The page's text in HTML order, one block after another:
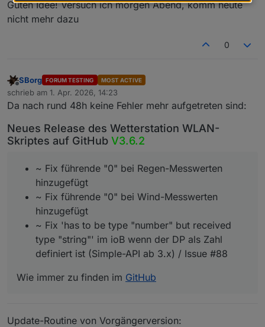
Guten Idee! Versuch ich morgen Abend, komm heute
nicht mehr dazu
0
Offline
SBorg FORUM TESTING MOST ACTIVE
schrieb am 1. Apr. 2026, 14:23
zuletzt editiert von
Da nach rund 48h keine Fehler mehr aufgetreten sind:
Neues Release des Wetterstation WLAN-
Skriptes auf GitHub V3.6.2
~ Fix führende "0" bei Regen-Messwerten
hinzugefügt
~ Fix führende "0" bei Wind-Messwerten
hinzugefügt
~ Fix 'has to be type "number" but received
type "string"' im ioB wenn der DP als Zahl
definiert ist (Simple-API ab 3.x) / Issue #88
Wie immer zu finden im GitHub
Update-Routine von Vorgängerversion: